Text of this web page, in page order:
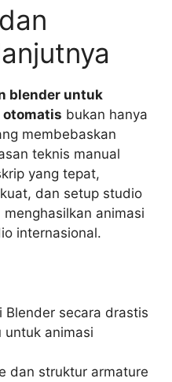
blender untuk
otomatis bukan hanya
membebaskan
teknis manual
yang tepat,
dan setup studio
animasi
internasional.
Blender secara drastis
untuk animasi
dan struktur armature